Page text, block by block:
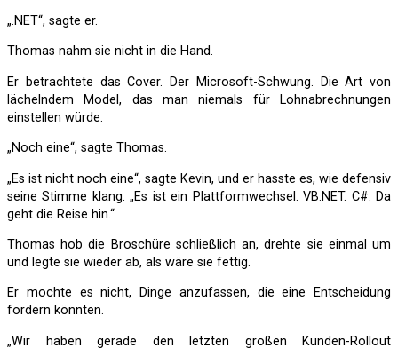
„.NET“, sagte er.
Thomas nahm sie nicht in die Hand.
Er betrachtete das Cover. Der Microsoft-Schwung. Die Art von
lächelndem Model, das man niemals für Lohnabrechnungen
einstellen würde.
„Noch eine“, sagte Thomas.
„Es ist nicht noch eine“, sagte Kevin, und er hasste es, wie defensiv
seine Stimme klang. „Es ist ein Plattformwechsel. VB.NET. C#. Da
geht die Reise hin.“
Thomas hob die Broschüre schließlich an, drehte sie einmal um
und legte sie wieder ab, als wäre sie fettig.
Er mochte es nicht, Dinge anzufassen, die eine Entscheidung
fordern könnten.
„Wir haben gerade den letzten großen Kunden-Rollout